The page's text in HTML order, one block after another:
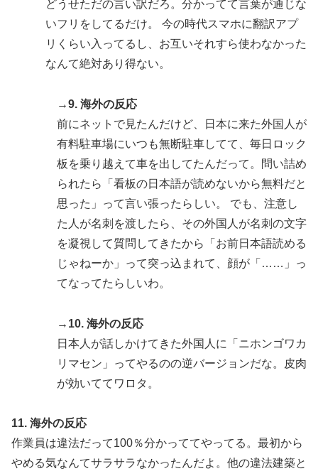
どうせただの言い訳だろ。分かってて言葉が通じな
いフリをしてるだけ。 今の時代スマホに翻訳アプ
リくらい入ってるし、お互いそれすら使わなかった
なんて絶対あり得ない。
→9. 海外の反応
前にネットで見たんだけど、日本に来た外国人が
有料駐車場にいつも無断駐車してて、毎日ロック
板を乗り越えて車を出してたんだって。問い詰め
られたら「看板の日本語が読めないから無料だと
思った」って言い張ったらしい。 でも、注意し
た人が名刺を渡したら、その外国人が名刺の文字
を凝視して質問してきたから「お前日本語読める
じゃねーか」って突っ込まれて、顔が「……」っ
てなってたらしいわ。
→10. 海外の反応
日本人が話しかけてきた外国人に「ニホンゴワカ
リマセン」ってやるのの逆バージョンだな。皮肉
が効いててワロタ。
11. 海外の反応
作業員は違法だって100％分かっててやってる。最初から
やめる気なんてサラサラなかったんだよ。他の違法建築と